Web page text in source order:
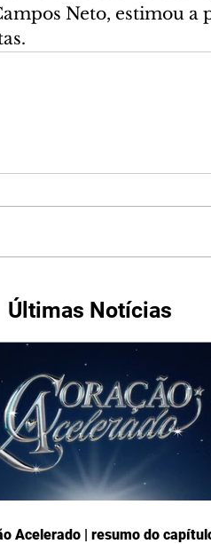
Neto, estimou a
Últimas Notícias
Acelerado | resumo do